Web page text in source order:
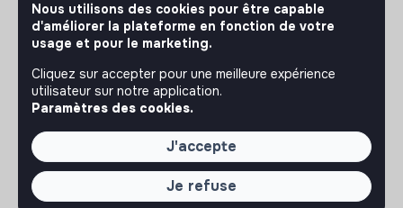
SUIVEZ-NOUS
Nous utilisons des cookies pour être capable
d'améliorer la plateforme en fonction de votre
usage et pour le marketing.
Cliquez sur accepter pour une meilleure expérience
utilisateur sur notre application.
Paramètres des cookies.
J'accepte
Je refuse